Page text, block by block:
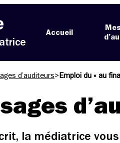
Accueil
d’auditeurs> Emploi du « au
la médiatrice